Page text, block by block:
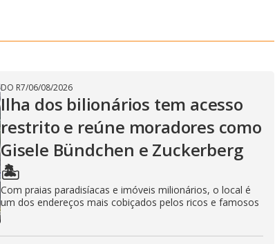
DO R7/06/08/2026
Ilha dos bilionários tem acesso
restrito e reúne moradores como
Gisele Bündchen e Zuckerberg
🏝️
Com praias paradisíacas e imóveis milionários, o local é
um dos endereços mais cobiçados pelos ricos e famosos